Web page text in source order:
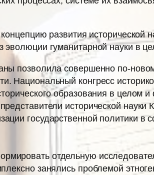
развития исторической
эволюции гуманитарной науки в
позволила совершенно по-
Национальный конгресс
образования в целом
исторической науки
государственной политики в
отдельную
занялись проблемой